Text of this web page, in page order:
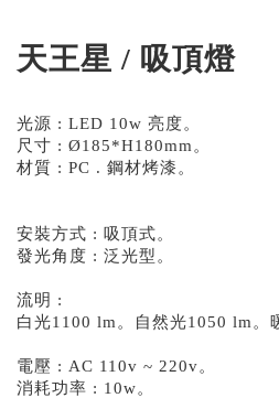
天王星 / 吸頂燈
光源 : LED 10w 亮度。
尺寸 : Ø185*H180mm。
材質 : PC . 鋼材烤漆。
安裝方式 : 吸頂式。
發光角度 : 泛光型。
流明 :
白光1100 lm。自然光1050 lm。
​電壓 : AC 110v ~ 220v。
消耗功率 : 10w。